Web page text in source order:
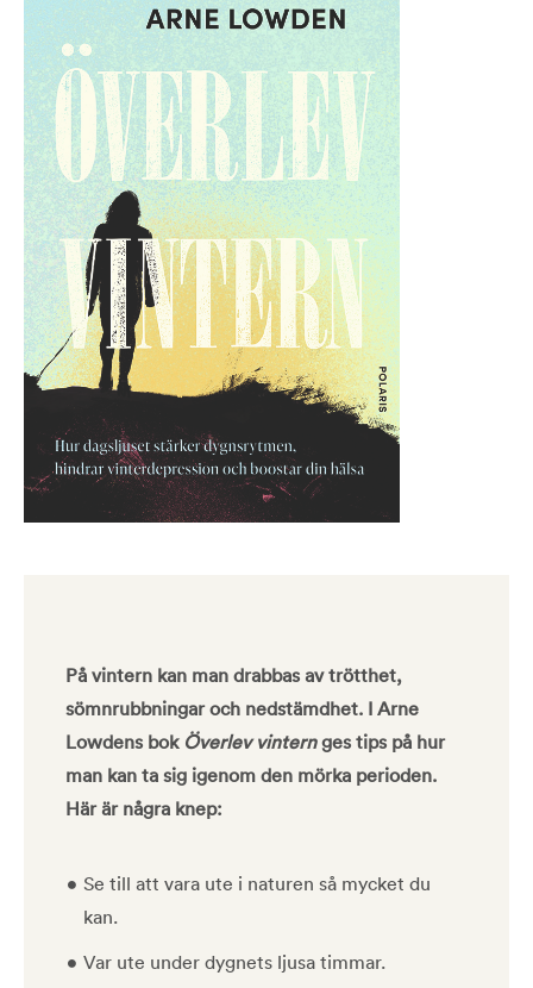
På vintern kan man drabbas av trötthet,
sömnrubbningar och nedstämdhet. I Arne
Lowdens bok Överlev vinternges tips på hur
man kan ta sig igenom den mörka perioden.
Här är några knep:
Se till att vara ute i naturen så mycket du
kan.
Var ute under dygnets ljusa timmar.